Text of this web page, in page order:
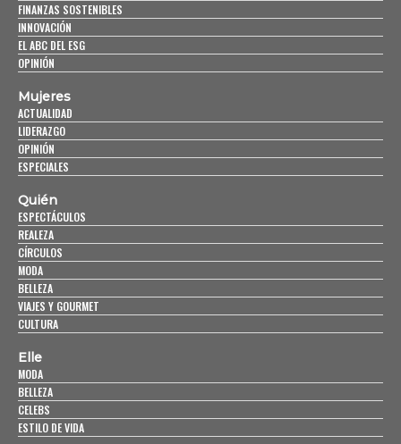
FINANZAS SOSTENIBLES
INNOVACIÓN
EL ABC DEL ESG
OPINIÓN
Mujeres
ACTUALIDAD
LIDERAZGO
OPINIÓN
ESPECIALES
Quién
ESPECTÁCULOS
REALEZA
CÍRCULOS
MODA
BELLEZA
VIAJES Y GOURMET
CULTURA
Elle
MODA
BELLEZA
CELEBS
ESTILO DE VIDA